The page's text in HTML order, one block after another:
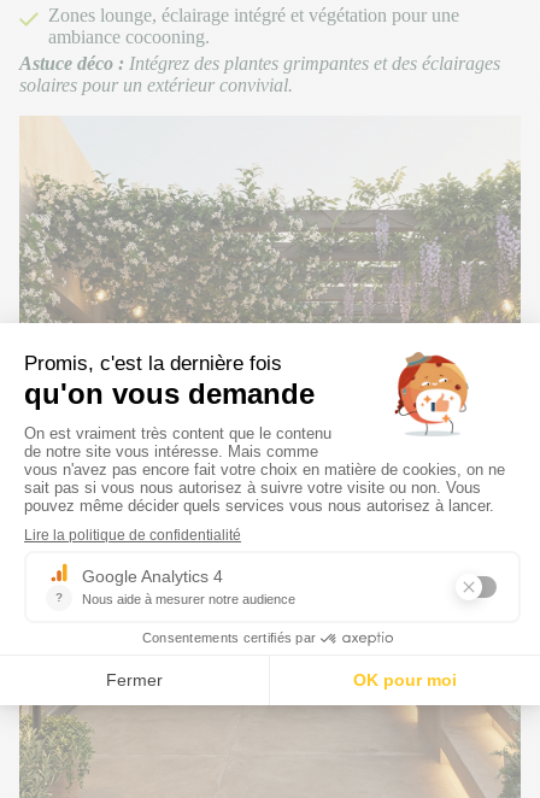
Zones lounge, éclairage intégré et végétation pour une
ambiance cocooning.
Astuce déco : Intégrez des plantes grimpantes et des éclairages
solaires pour un extérieur convivial.